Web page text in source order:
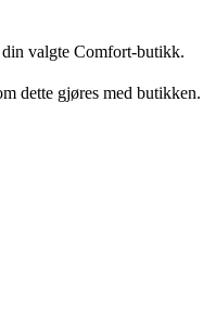
din valgte Comfort-butikk.
dette gjøres med butikken.